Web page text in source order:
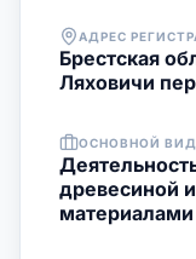
АДРЕС
Брестская
Ляховичи
ОСНОВНОЙ
древесиной
материалами